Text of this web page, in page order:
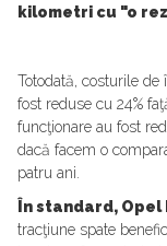
kilometri cu "o
Totodată, costurile
fost reduse cu 24%
funcţionare au fost
dacă facem o
patru ani.
În standard, Opel
tracţiune spate